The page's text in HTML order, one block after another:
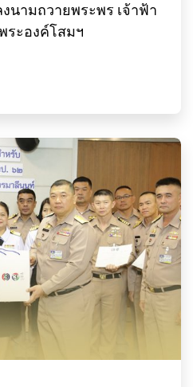
นามถวายพระพร เจ้าฟ้า
ะองค์โสมฯ